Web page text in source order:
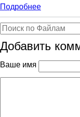
Подробнее
Добавить
Ваше имя